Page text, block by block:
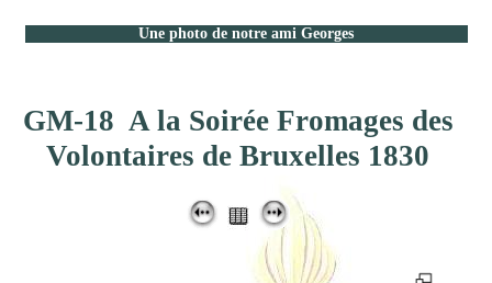
Une photo de notre ami Georges
GM-18 A la Soirée Fromages des
Volontaires de Bruxelles 1830